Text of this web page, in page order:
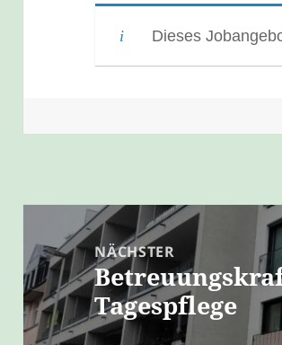
Dieses
NÄCHSTER
Nächster
Beitrag:
Tagespflege